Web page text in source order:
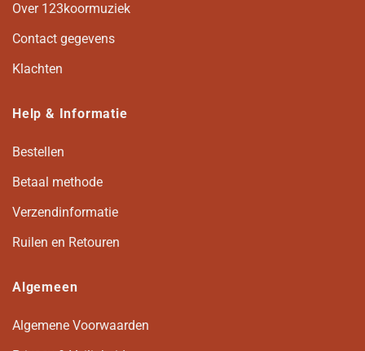
Over 123koormuziek
Contact gegevens
Klachten
Help & Informatie
Bestellen
Betaal methode
Verzendinformatie
Ruilen en Retouren
Algemeen
Algemene Voorwaarden